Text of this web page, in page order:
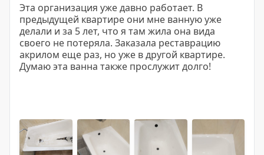
Эта организация уже давно работает. В
предыдущей квартире они мне ванную уже
делали и за 5 лет, что я там жила она вида
своего не потеряла. Заказала реставрацию
акрилом еще раз, но уже в другой квартире.
Думаю эта ванна также прослужит долго!